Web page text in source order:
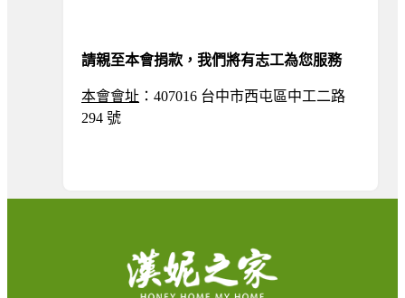
請親至本會捐款，我們將有志工為您服務
本會會址 ：407016 台中市西屯區中工二路
294 號